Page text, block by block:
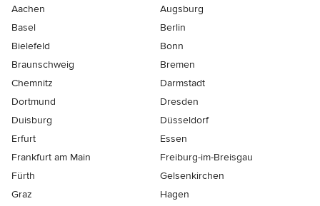
Aachen
Augsburg
Basel
Berlin
Bielefeld
Bonn
Braunschweig
Bremen
Chemnitz
Darmstadt
Dortmund
Dresden
Duisburg
Düsseldorf
Erfurt
Essen
Frankfurt am Main
Freiburg-im-Breisgau
Fürth
Gelsenkirchen
Graz
Hagen